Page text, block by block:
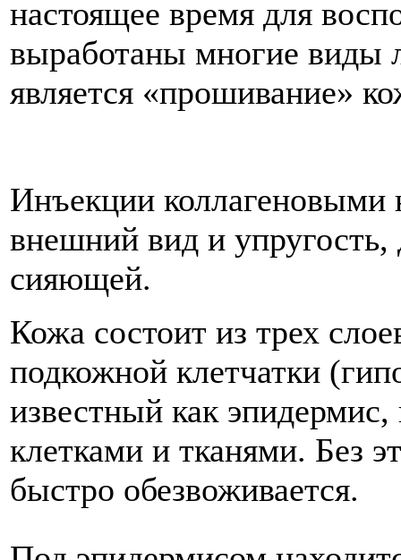
настоящее время для
выработаны многие виды
является «прошивание»
Инъекции коллагеновыми
внешний вид и упругость,
сияющей.
Кожа состоит из трех
подкожной клетчатки
известный как
клетками и тканями. Без
быстро обезвоживается.